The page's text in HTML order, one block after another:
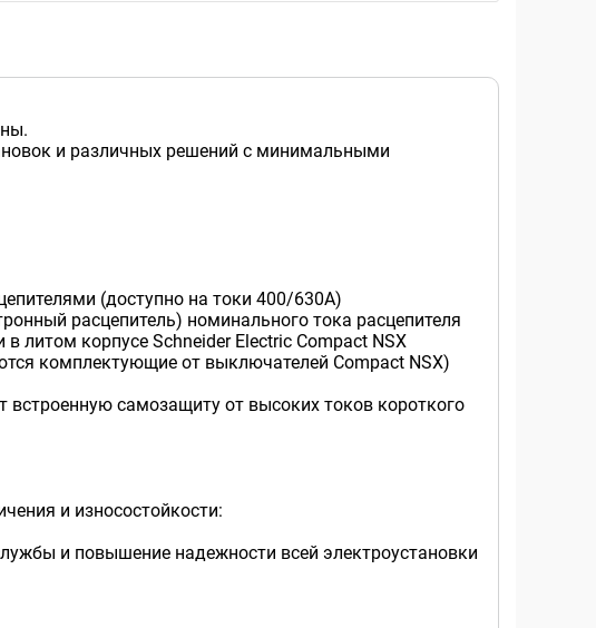
и различных решений с минимальными
(доступно на токи 400/630A)
расцепитель) номинального тока расцепителя
литом корпусе Schneider Electric Compact NSX
комплектующие от выключателей Compact NSX)
самозащиту от высоких токов короткого
и износостойкости:
и повышение надежности всей электроустановки